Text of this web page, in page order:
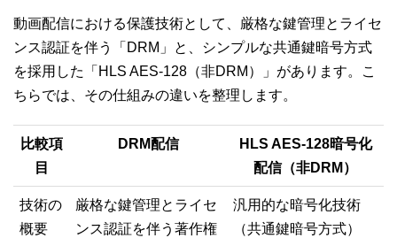
動画配信における保護技術として、厳格な鍵管理とライセ
ンス認証を伴う「DRM」と、シンプルな共通鍵暗号方式
を採用した「HLS AES-128（非DRM）」があります。こ
ちらでは、その仕組みの違いを整理します。
比較項
目
DRM配信
HLS AES-128暗号化
配信（非DRM）
技術の
概要
厳格な鍵管理とライセ
ンス認証を伴う著作権
汎用的な暗号化技術
（共通鍵暗号方式）